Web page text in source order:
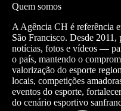
Quem somos
A Agência CH é referência
São Francisco. Desde
notícias, fotos e vídeos —
o país, mantendo o
valorização do esporte
locais, competições
eventos do esporte,
do cenário esportivo